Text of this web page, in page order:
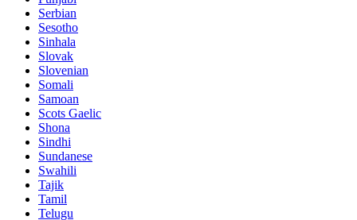
Serbian
Sesotho
Sinhala
Slovak
Slovenian
Somali
Samoan
Scots Gaelic
Shona
Sindhi
Sundanese
Swahili
Tajik
Tamil
Telugu